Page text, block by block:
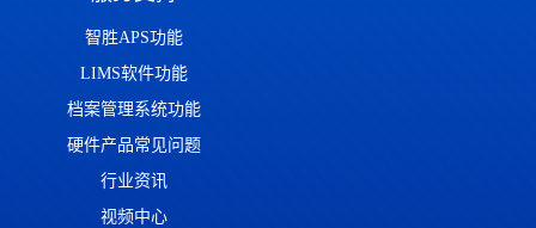
智胜APS功能
LIMS软件功能
档案管理系统功能
硬件产品常见问题
行业资讯
视频中心